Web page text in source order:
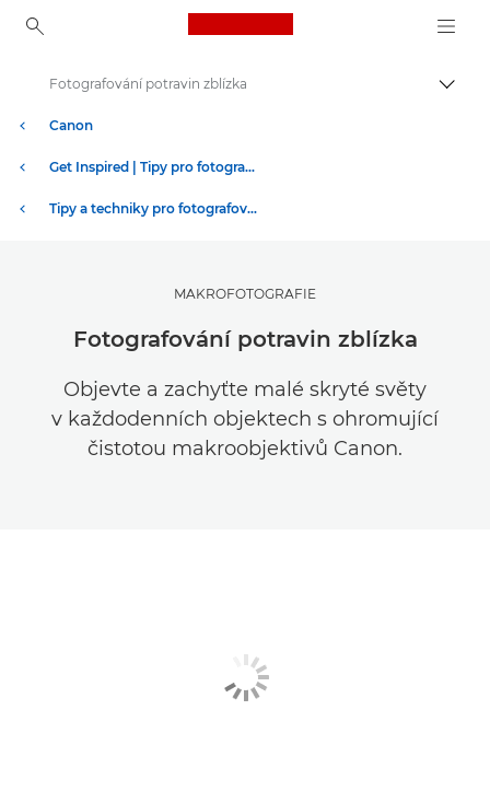
Canon Logo, back to
Canon
Get Inspired | Tipy pro fotografování a příručka pro nákup
Tipy a techniky pro fotografování a tisk
Fotografování potravin zblízka
MAKROFOTOGRAFIE
Fotografování potravin zblízka
Objevte a zachyťte malé skryté světy
v každodenních objektech s ohromující
čistotou makroobjektivů Canon.